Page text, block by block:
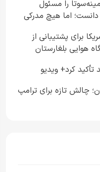
را مسئول
اما هیچ مدرکی
برای پشتیبانی از
هوایی بلغارستان
تأکید کرد+ ویدیو
چالش تازه برای ترامپ